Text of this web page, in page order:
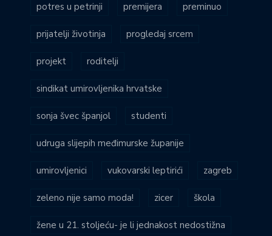
potres u petrinji premijera preminuo
prijatelji životinja progledaj srcem
projekt roditelji
sindikat umirovljenika hrvatske
sonja švec španjol studenti
udruga slijepih međimurske županije
umirovljenici vukovarski leptirići zagreb
zeleno nije samo moda! zicer škola
žene u 21. stoljeću- je li jednakost nedostižna